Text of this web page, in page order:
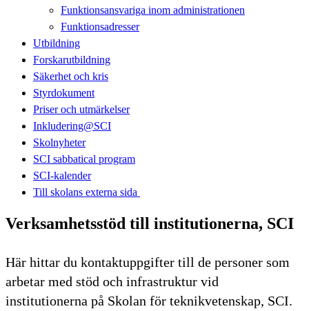
Funktionsansvariga inom administrationen
Funktionsadresser
Utbildning
Forskarutbildning
Säkerhet och kris
Styrdokument
Priser och utmärkelser
Inkludering@SCI
Skolnyheter
SCI sabbatical program
SCI-kalender
Till skolans externa sida​​​​​​​
Verksamhetsstöd till institutionerna, SCI
Här hittar du kontaktuppgifter till de personer som
arbetar med stöd och infrastruktur vid
institutionerna på Skolan för teknikvetenskap, SCI.